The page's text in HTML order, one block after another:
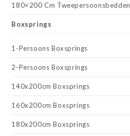
180×200 Cm Tweepersoonsbedden
Boxsprings
1-Persoons Boxsprings
2-Persoons Boxsprings
140x200cm Boxsprings
160x200cm Boxsprings
180x200cm Boxsprings